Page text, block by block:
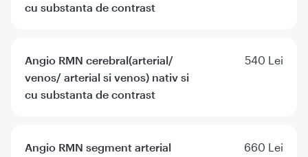
cu substanta de contrast
Angio RMN cerebral(arterial/
venos/ arterial si venos) nativ si
cu substanta de contrast
540 Lei
Angio RMN segment arterial
660 Lei